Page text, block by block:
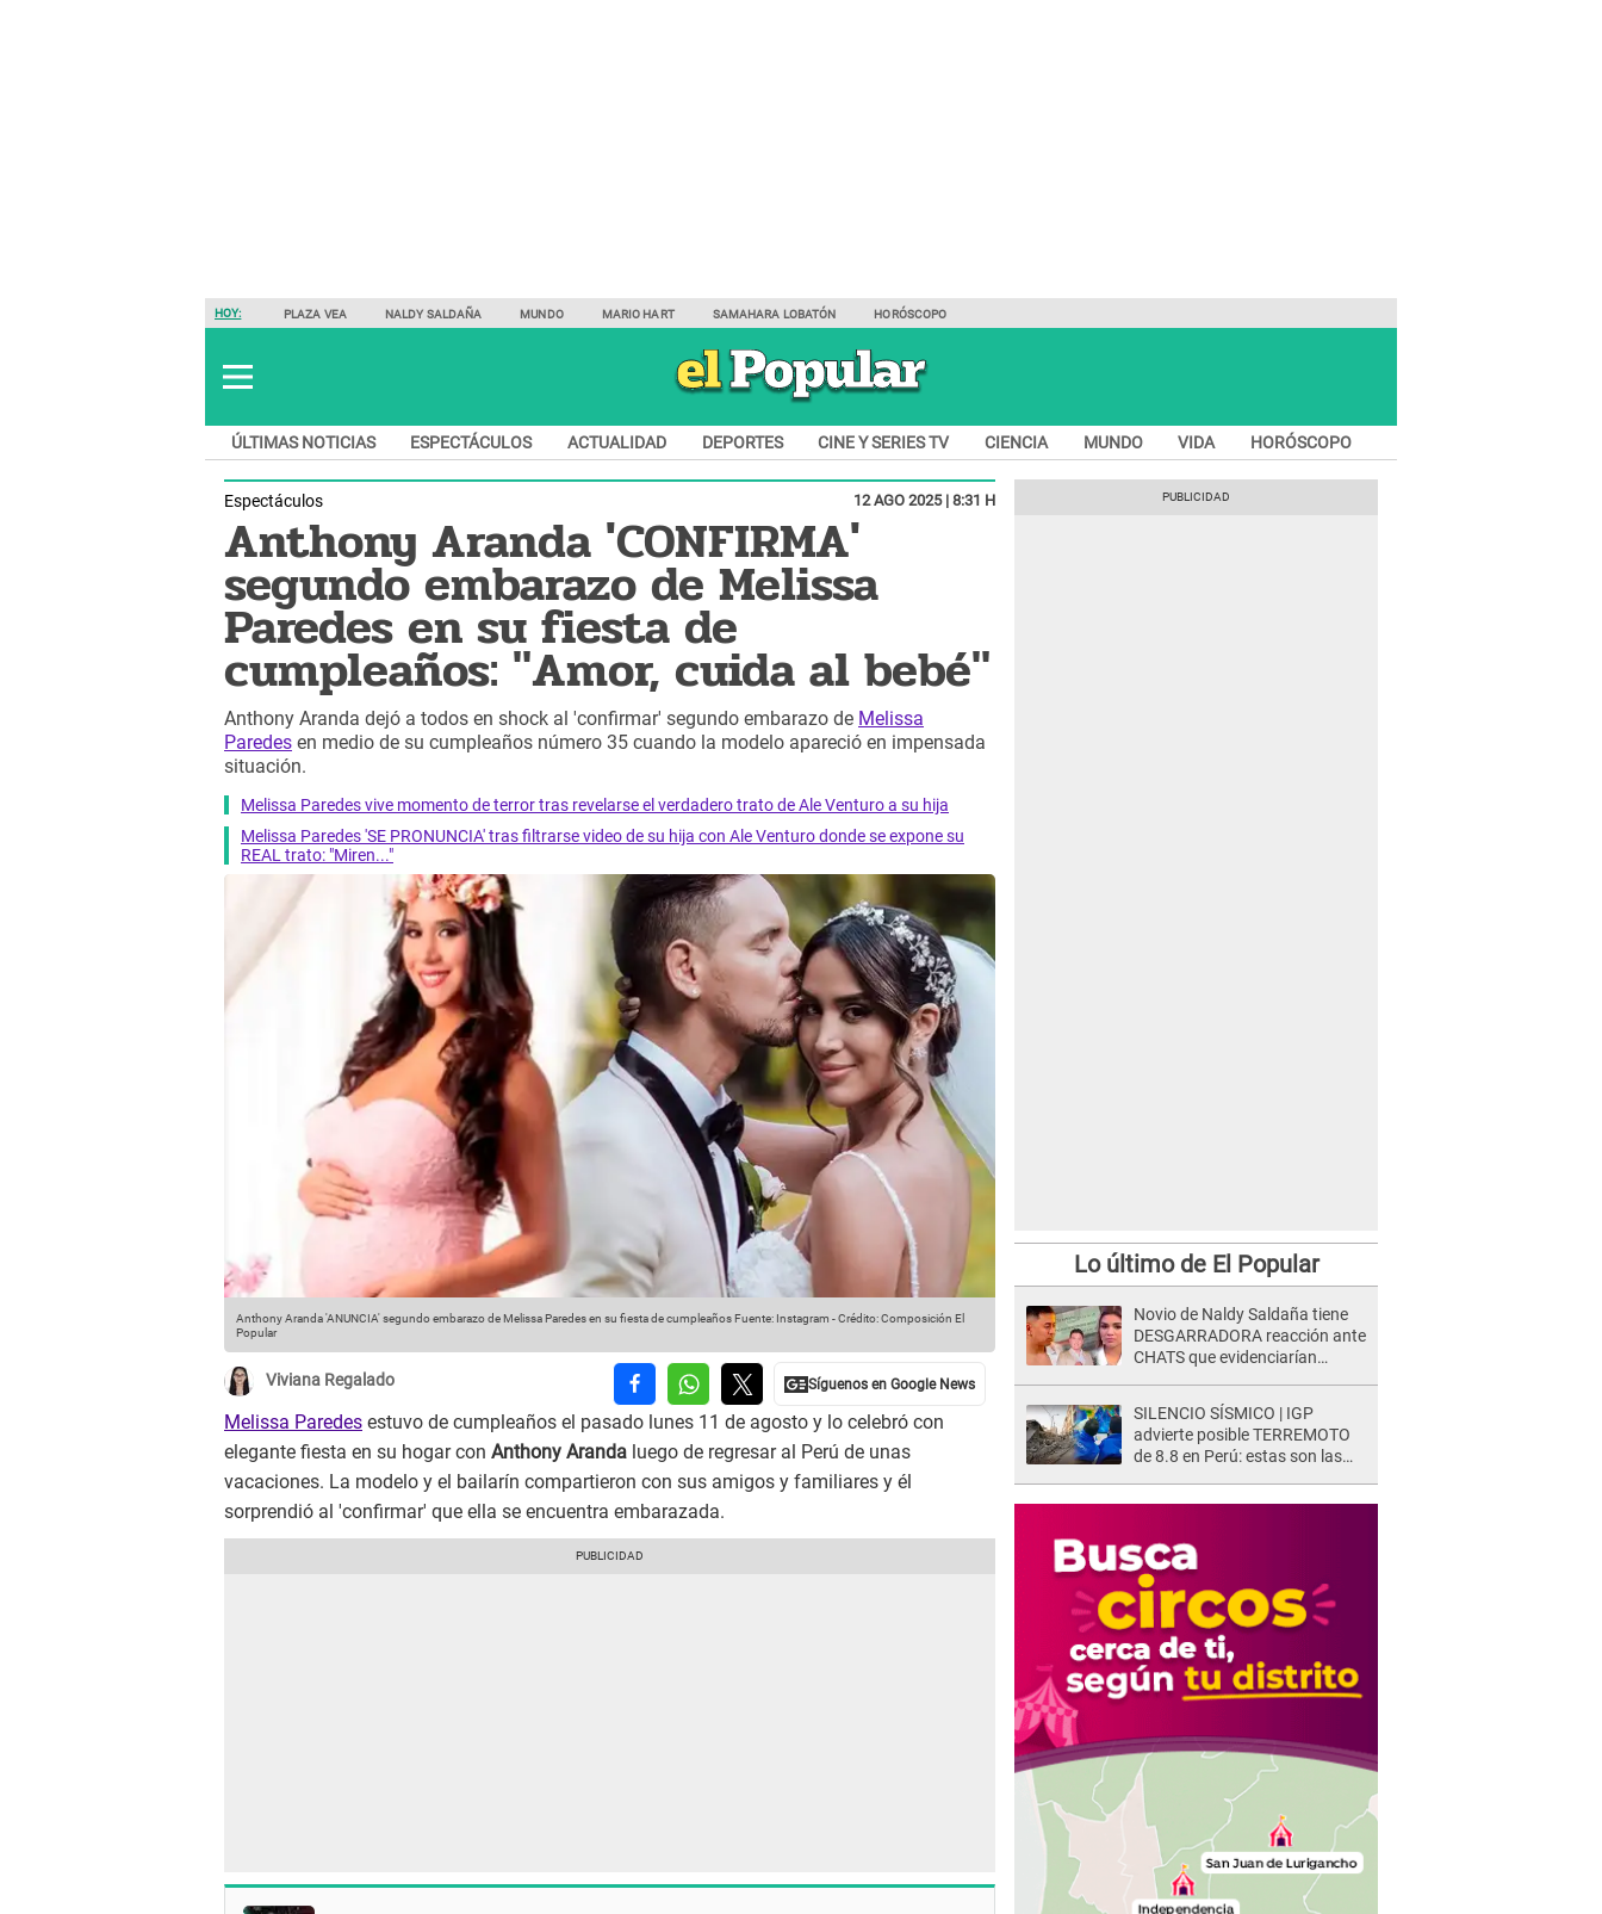
HOY: PLAZA VEA NALDY SALDAÑA MUNDO MARIO HART SAMAHARA LOBATÓN HORÓSCOPO
ÚLTIMAS NOTICIAS ESPECTÁCULOS ACTUALIDAD DEPORTES CINE Y SERIES TV CIENCIA MUNDO VIDA HORÓSCOPO
Espectáculos 12 AGO 2025 | 8:31 H
Anthony Aranda 'CONFIRMA'
segundo embarazo de Melissa
Paredes en su fiesta de
cumpleaños: "Amor, cuida al bebé"
Anthony Aranda dejó a todos en shock al 'confirmar' segundo embarazo de Melissa
Paredes en medio de su cumpleaños número 35 cuando la modelo apareció en impensada
situación.
Melissa Paredes vive momento de terror tras revelarse el verdadero trato de Ale Venturo a su hija
Melissa Paredes 'SE PRONUNCIA' tras filtrarse video de su hija con Ale Venturo donde se expone su
REAL trato: "Miren..."
Anthony Aranda 'ANUNCIA' segundo embarazo de Melissa Paredes en su fiesta de cumpleaños Fuente: Instagram -Crédito: Composición El
Popular
Viviana Regalado
Melissa Paredes estuvo de cumpleaños el pasado lunes 11 de agosto y lo celebró con
elegante fiesta en su hogar con Anthony Aranda luego de regresar al Perú de unas
vacaciones. La modelo y el bailarín compartieron con sus amigos y familiares y él
sorprendió al 'confirmar' que ella se encuentra embarazada.
Lo último de El Popular
Novio de Naldy Saldaña tiene
DESGARRADORA reacción ante
CHATS que evidenciarían
'La Bella Luz': "Se puso..."
SILENCIO SÍSMICO | IGP
advierte posible TERREMOTO
de 8.8 en Perú: estas son las